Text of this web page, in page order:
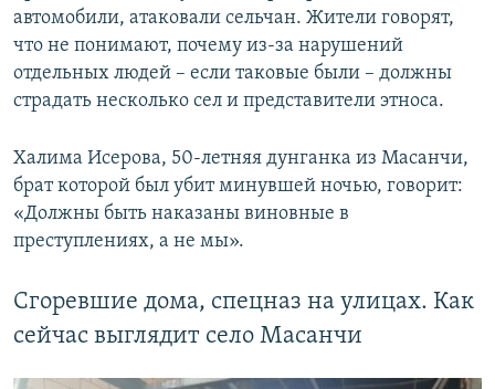
автомобили, атаковали сельчан. Жители говорят,
что не понимают, почему из-за нарушений
отдельных людей – если таковые были – должны
страдать несколько сел и представители этноса.
Халима Исерова, 50-летняя дунганка из Масанчи,
брат которой был убит минувшей ночью, говорит:
«Должны быть наказаны виновные в
преступлениях, а не мы».
Сгоревшие дома, спецназ на улицах. Как
сейчас выглядит село Масанчи